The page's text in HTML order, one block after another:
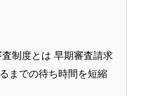
までの待ち時間を短縮